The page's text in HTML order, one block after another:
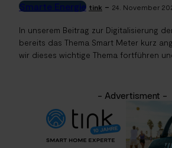
Smarte Energie tink - 24. November
In unserem Beitrag zur Digitalisierung
bereits das Thema Smart Meter kurz
wir dieses wichtige Thema fortführen
- Advertisment -